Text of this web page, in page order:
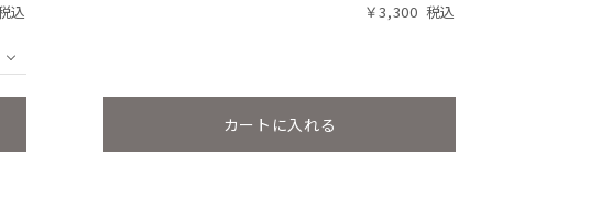
￥3,300
カートに入れる